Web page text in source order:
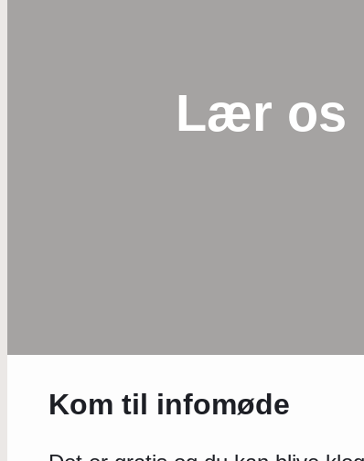
Lær os
Kom til infomøde